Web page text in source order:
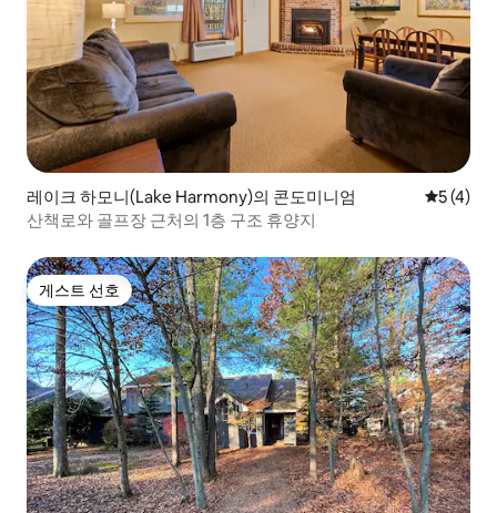
레이크 하모니(Lake Harmony)의 콘도미니엄 평점 5점
5 (4)
산책로와 골프장 근처의 1층 구조 휴양지
게스트 선호
게스트 선호